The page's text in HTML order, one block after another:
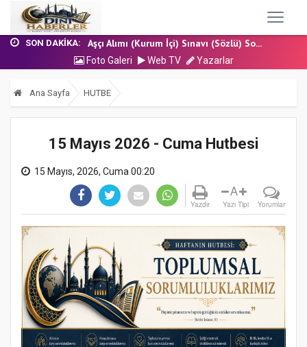
SON DAKIKA:
17 Temmuz 2026 - Cuma Hutbesi
Nakil Talebinde Bulunacak Kadrolu Kur’an...
Aşçı Alımı (Kurum İçi) Sınavı (Sözlü) So...
31 Temmuz 2026 - Cuma Hutbesi
17 Temmuz 2026 - Cuma Hutbesi
Nakil Talebinde Bulunacak Kadrolu Kur’an...
Foto Galeri Web TV Yazarlar
Ana Sayfa HUTBE
15 Mayıs 2026 - Cuma Hutbesi
15 Mayıs, 2026, Cuma 00:20
Yazdır
A
Yazı Tipi Yorumlar